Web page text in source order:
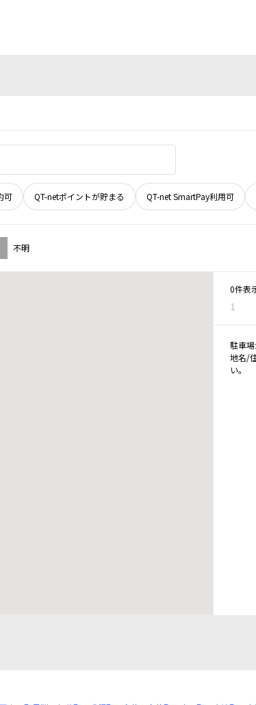
可 QT-netポイントが貯まる QT-net SmartPay利用可
不明
0件表
1
駐車場
地名/
い。